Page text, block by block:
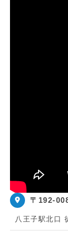
〒192-
八王子駅北口